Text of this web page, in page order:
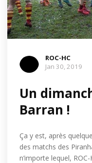
ROC-HC
Jan 30, 2019
Un
Barran !
Ça y est, après
des matchs des
n’importe lequel,